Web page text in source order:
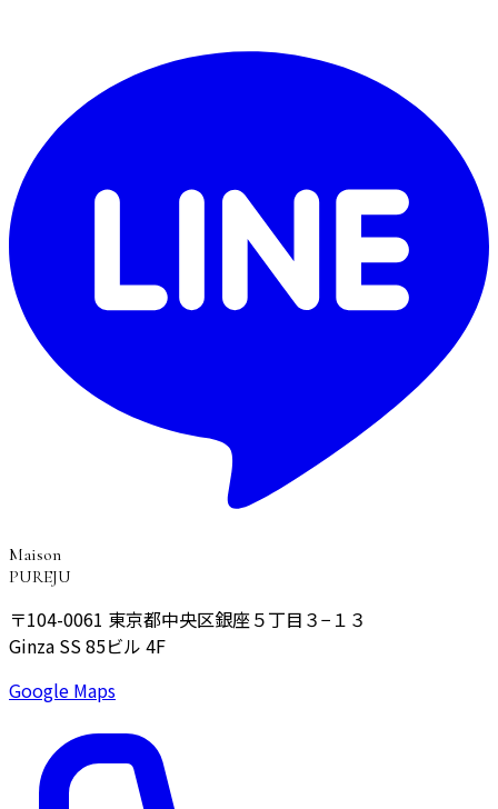
Maison
PUREJU
〒104-0061 東京都中央区銀座５丁目３−１３
Ginza SS 85ビル 4F
Google Maps